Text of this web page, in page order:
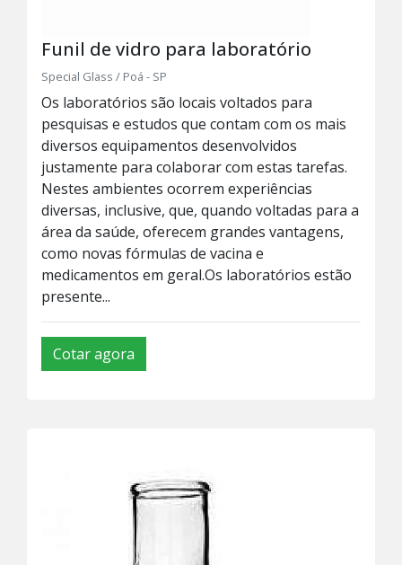
Funil de vidro para laboratório
Special Glass / Poá - SP
Os laboratórios são locais voltados para
pesquisas e estudos que contam com os mais
diversos equipamentos desenvolvidos
justamente para colaborar com estas tarefas.
Nestes ambientes ocorrem experiências
diversas, inclusive, que, quando voltadas para a
área da saúde, oferecem grandes vantagens,
como novas fórmulas de vacina e
medicamentos em geral.Os laboratórios estão
presente...
Cotar agora